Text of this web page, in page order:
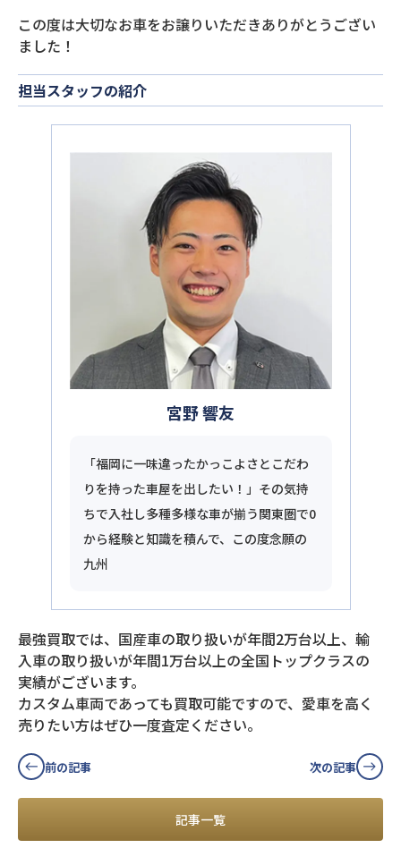
この度は大切なお車をお譲りいただきありがとうござい
ました！
担当スタッフの紹介
宮野 響友
「福岡に一味違ったかっこよさとこだわ
りを持った車屋を出したい！」その気持
ちで入社し多種多様な車が揃う関東圏で0
から経験と知識を積んで、この度念願の
九州
最強買取では、国産車の取り扱いが年間2万台以上、輸
入車の取り扱いが年間1万台以上の全国トップクラスの
実績がございます。
カスタム車両であっても買取可能ですので、愛車を高く
売りたい方はぜひ一度査定ください。
前の記事
記事一覧
次の記事